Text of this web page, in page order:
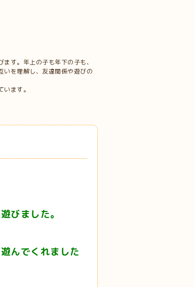
す。年上の子も年下の子も、
いを理解し、友達関係や遊びの
ます。
びました。
んでくれました